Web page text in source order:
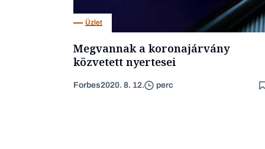
Üzlet
Megvannak a koronajárvány
közvetett nyertesei
Forbes2020. 8. 12. perc